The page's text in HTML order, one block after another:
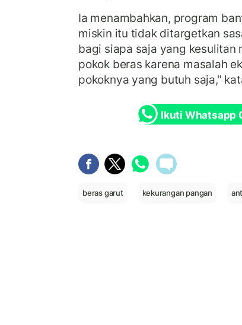
Ia menambahkan, program
miskin itu tidak ditargetkan
bagi siapa saja yang kesulitan
pokok beras karena masalah
pokoknya yang butuh saja,"
Ikuti Whatsapp
beras garut kekurangan pangan